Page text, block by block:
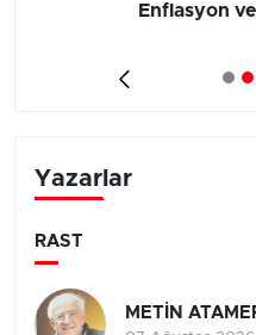
Enflasyon
Yazarlar
RAST
METİN